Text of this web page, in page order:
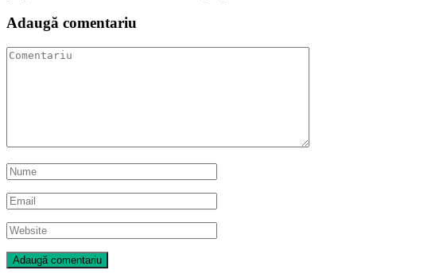
Adaugă comentariu